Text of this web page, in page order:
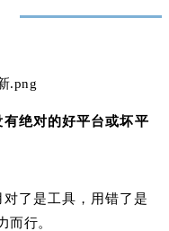
有绝对的好平台或坏平
了是工具，用错了是
而行。